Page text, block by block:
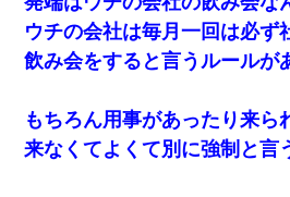
驚愕…
三年働いてたパートを突然クビになっ
妻と同居し始めたときから、よく妻が
い？音楽聞こえる」と言っていて…
ウチの会社は毎月一回は必ず
飲み会をすると言うルールが
もちろん用事があったり来ら
来なくてよくて別に強制と言